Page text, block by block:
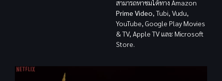
สามารถหาชมได้ทาง Amazon
Prime Video, Tubi, Vudu,
YouTube, Google Play Movies
& TV, Apple TV และ Microsoft
Store.